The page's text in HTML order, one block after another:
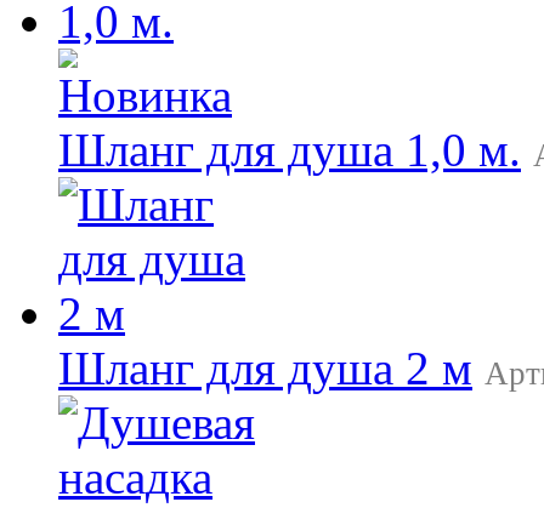
Шланг для душа 1,0 м.
Шланг для душа 2 м